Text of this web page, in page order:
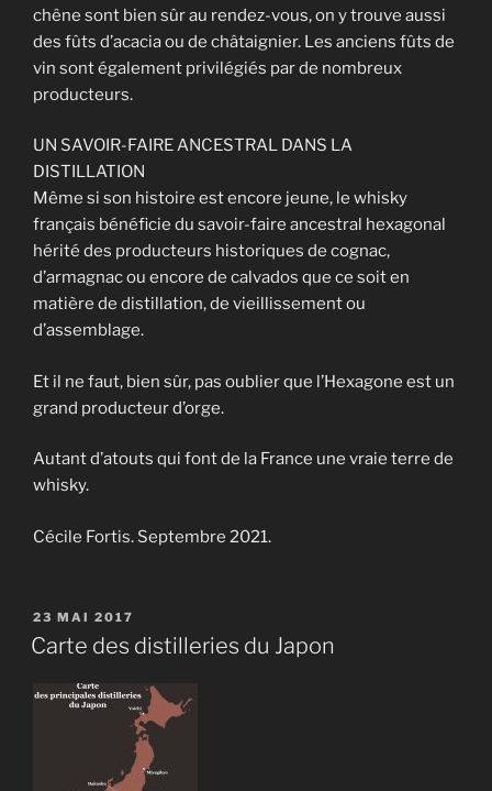
chêne sont bien sûr au rendez-vous, on y trouve aussi
des fûts d’acacia ou de châtaignier. Les anciens fûts de
vin sont également privilégiés par de nombreux
producteurs.
UN SAVOIR-FAIRE ANCESTRAL DANS LA
DISTILLATION
Même si son histoire est encore jeune, le whisky
français bénéficie du savoir-faire ancestral hexagonal
hérité des producteurs historiques de cognac,
d’armagnac ou encore de calvados que ce soit en
matière de distillation, de vieillissement ou
d’assemblage.
Et il ne faut, bien sûr, pas oublier que l’Hexagone est un
grand producteur d’orge.
Autant d’atouts qui font de la France une vraie terre de
whisky.
Cécile Fortis. Septembre 2021.
PUBLIÉ
LE
23 MAI 2017
Carte des distilleries du Japon